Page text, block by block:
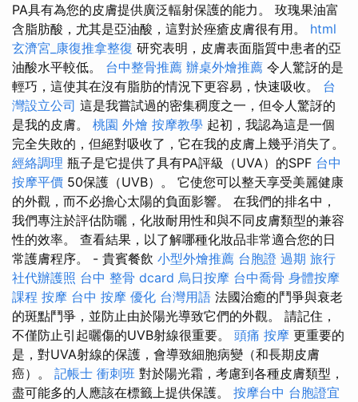
PA具有為您的皮膚提供廣泛輻射保護的能力。 玫瑰果油富
含脂肪酸，尤其是亞油酸，這對於痤瘡皮膚很有用。 html
玄濟宮_康復推拿整復 研究表明，皮膚表面脂質中患者的亞
油酸水平較低。 台中整骨推薦 辦桌外燴推薦 令人驚訝的是
輕巧，這使其在沒有脂肪的情況下更容易，快速吸收。 台
灣設立公司 這是我嘗試過的密集稠度之一，但令人驚訝的
是我的皮膚。 桃園 外燴 按摩教學 起初，我認為這是一個
完全失敗的，但絕對吸收了，它在我的皮膚上幾乎消失了。
經絡調理 瓶子是它提供了具有PA評級（UVA）的SPF 台中
按摩平價 50保護（UVB）。 它使您可以整天享受美麗健康
的外觀，而不必擔心太陽的負面影響。 在我們的排名中，
我們專注於評估防曬，化妝耐用性和與不同皮膚類型的兼容
性的效率。 查看結果，以了解哪種化妝品非常適合您的日
常護膚程序。 - 貴賓餐飲 小型外燴推薦 台胞證 過期 旅行
社代辦護照 台中 整骨 dcard 烏日按摩 台中喬骨 身體按摩
課程 按摩 台中 按摩 優化 台灣用語 法國治癒的鬥爭與衰老
的斑點鬥爭，並防止由於陽光導致它們的外觀。 請記住，
不僅防止引起曬傷的UVB射線很重要。 頭痛 按摩 更重要的
是，對UVA射線的保護，會導致細胞病變（和長期皮膚
癌）。 記帳士 衝刺班 對於陽光霜，考慮到各種皮膚類型，
盡可能多的人應該在標籤上提供保護。 按摩台中 台胞證宜